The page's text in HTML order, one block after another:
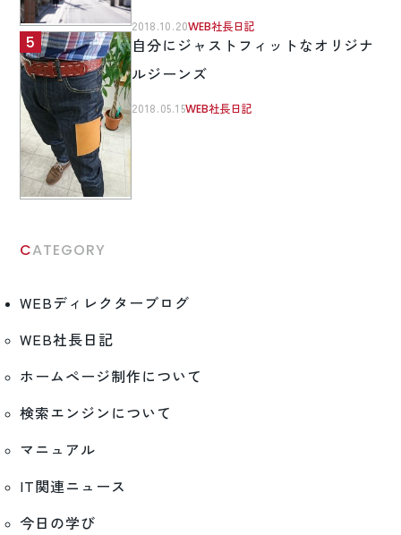
2018.10.20WEB社長日記
自分にジャストフィットなオリジナ
ルジーンズ
2018.05.15WEB社長日記
CATEGORY
WEBディレクターブログ
WEB社長日記
ホームページ制作について
検索エンジンについて
マニュアル
IT関連ニュース
今日の学び